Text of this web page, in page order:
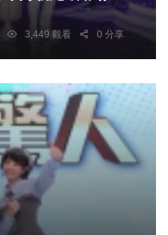
3,449 觀看 0 分享